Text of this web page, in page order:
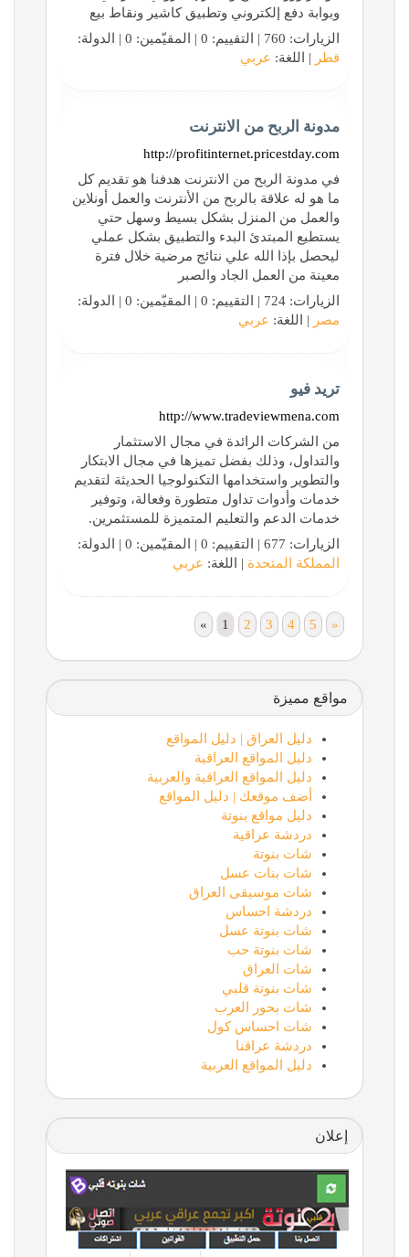
وبوابة دفع إلكتروني وتطبيق كاشير ونقاط بيع
الزيارات: 760 | التقييم: 0 | المقيّمين: 0 | الدولة:
قطر | اللغة: عربي
مدونة الربح من الانترنت
http://profitinternet.pricestday.com
في مدونة الربح من الانترنت هدفنا هو تقديم كل
ما هو له علاقة بالربح من الأنترنت والعمل أونلاين
والعمل من المنزل بشكل بسيط وسهل حتي
يستطيع المبتدئ البدء والتطبيق بشكل عملي
ليحصل بإذا الله علي نتائج مرضية خلال فترة
معينة من العمل الجاد والصبر
الزيارات: 724 | التقييم: 0 | المقيّمين: 0 | الدولة:
مصر | اللغة: عربي
تريد فيو
http://www.tradeviewmena.com
من الشركات الرائدة في مجال الاستثمار
والتداول، وذلك بفضل تميزها في مجال الابتكار
والتطوير واستخدامها التكنولوجيا الحديثة لتقديم
خدمات وأدوات تداول متطورة وفعالة، وتوفير
خدمات الدعم والتعليم المتميزة للمستثمرين.
الزيارات: 677 | التقييم: 0 | المقيّمين: 0 | الدولة:
المملكة المتحدة | اللغة: عربي
« 1 2 3 4 5 »
مواقع مميزة
دليل العراق | دليل المواقع
دليل المواقع العراقية
دليل المواقع العراقية والعربية
أضف موقعك | دليل المواقع
دليل مواقع بنوتة
دردشة عراقية
شات بنوتة
شات بنات عسل
شات موسيقى العراق
دردشة احساس
شات بنوتة عسل
شات بنوتة حب
شات العراق
شات بنوتة قلبي
شات بحور العرب
شات احساس كول
دردشة عراقنا
دليل المواقع العربية
إعلان